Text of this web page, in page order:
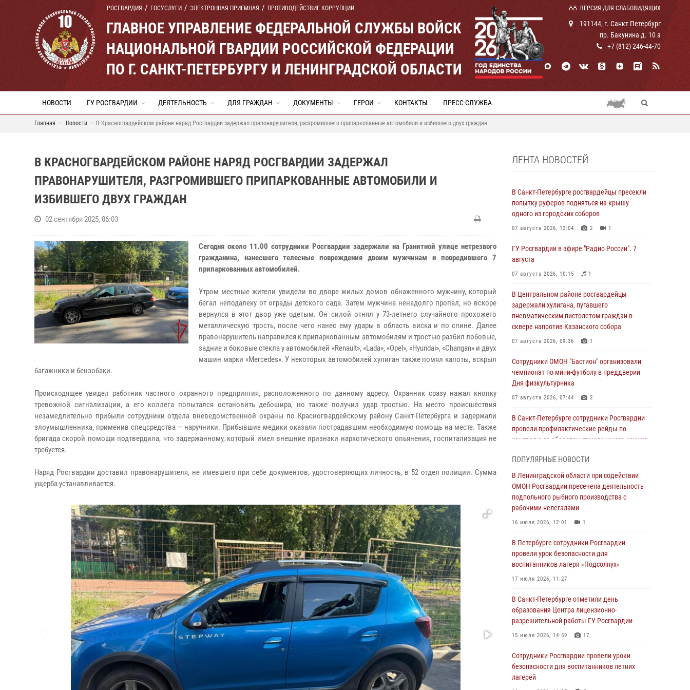
РОСГВАРДИЯ ГОСУСЛУГИ ЭЛЕКТРОННАЯ ПРИЕМНАЯ ПРОТИВОДЕЙСТВИЕ КОРРУПЦИИ ВЕРСИЯ ДЛЯ СЛАБОВИДЯЩИХ
ГЛАВНОЕ УПРАВЛЕНИЕ ФЕДЕРАЛЬНОЙ СЛУЖБЫ ВОЙСК
НАЦИОНАЛЬНОЙ ГВАРДИИ РОССИЙСКОЙ ФЕДЕРАЦИИ
ПО Г. САНКТ-ПЕТЕРБУРГУ И ЛЕНИНГРАДСКОЙ ОБЛАСТИ
191144, г. Санкт Петербург
пр. Бакунина д. 10 а
+7 (812) 246-44-70
НОВОСТИ ГУ РОСГВАРДИИ ДЕЯТЕЛЬНОСТЬ ДЛЯ ГРАЖДАН ДОКУМЕНТЫ ГЕРОИ КОНТАКТЫ ПРЕСС-СЛУЖБА
Главная Новости В Красногвардейском районе наряд Росгвардии задержал правонарушителя, разгромившего припаркованные автомобили и избившего двух граждан
В КРАСНОГВАРДЕЙСКОМ РАЙОНЕ НАРЯД РОСГВАРДИИ ЗАДЕРЖАЛ
ПРАВОНАРУШИТЕЛЯ, РАЗГРОМИВШЕГО ПРИПАРКОВАННЫЕ АВТОМОБИЛИ И
ИЗБИВШЕГО ДВУХ ГРАЖДАН
02 сентября 2025, 06:03
Сегодня около 11.00 сотрудники Росгвардии задержали на Гранитной улице нетрезвого
гражданина, нанесшего телесные повреждения двоим мужчинам и повредившего 7
припаркованных автомобилей.
Утром местные жители увидели во дворе жилых домов обнаженного мужчину, который
бегал неподалеку от ограды детского сада. Затем мужчина ненадолго пропал, но вскоре
вернулся в этот двор уже одетым. Он силой отнял у 73-летнего случайного прохожего
металлическую трость, после чего нанес ему удары в область виска и по спине. Далее
правонарушитель направился к припаркованным автомобилям и тростью разбил лобовые,
задние и боковые стекла у автомобилей «Renault», «Lada», «Opel», «Hyundai», «Changan» и двух
машин марки «Mercedes». У некоторых автомобилей хулиган также помял капоты, вскрыл
багажники и бензобаки.
Происходящее увидел работник частного охранного предприятия, расположенного по данному адресу. Охранник сразу нажал кнопку
тревожной сигнализации, а его коллега попытался остановить дебошира, но также получил удар тростью. На место происшествия
незамедлительно прибыли сотрудники отдела вневедомственной охраны по Красногвардейскому району Санкт-Петербурга и задержали
злоумышленника, применив спецсредства – наручники. Прибывшие медики оказали пострадавшим необходимую помощь на месте. Также
бригада скорой помощи подтвердила, что задержанному, который имел внешние признаки наркотического опьянения, госпитализация не
требуется.
Наряд Росгвардии доставил правонарушителя, не имевшего при себе документов, удостоверяющих личность, в 52 отдел полиции. Сумма
ущерба устанавливается.
ЛЕНТА НОВОСТЕЙ
В Санкт-Петербурге росгвардейцы пресекли
попытку руферов подняться на крышу
одного из городских соборов
07 августа 2026, 12:04 2 1
ГУ Росгвардии в эфире "Радио России". 7
августа
07 августа 2026, 10:15 1
В Центральном районе росгвардейцы
задержали хулигана, пугавшего
пневматическим пистолетом граждан в
сквере напротив Казанского собора
07 августа 2026, 09:36 1
Сотрудники ОМОН "Бастион" организовали
чемпионат по мини-футболу в преддверии
Дня физкультурника
07 августа 2026, 07:44 2
В Санкт-Петербурге сотрудники Росгвардии
провели профилактические рейды по
контролю за оборотом гражданского оружия
В Красносельском районе наряд Росгвардии
задержал правонарушителя, угрожавшего 17-
летнему подростку травматическим оружием
06 августа 2026, 13:39
оперативно задержали хулигана,
стрелявшего из пускового устройства рядом
с жилыми домами
06 августа 2026, 11:36
Сотрудники и военнослужащие Росгвардии
обеспечили правопорядок при проведении
матча "Зенит" - "Балтика"
06 августа 2026, 07:30 10
В Выборгском районе наряд Росгвардии
обнаружил разыскиваемый преступный
автотранспорт
ПОПУЛЯРНЫЕ НОВОСТИ
В Ленинградской области при содействии
ОМОН Росгвардии пресечена деятельность
подпольного рыбного производства с
рабочими-нелегалами
16 июля 2026, 12:01 1
В Петербурге сотрудники Росгвардии
провели урок безопасности для
воспитанников лагеря «Подсолнух»
17 июля 2026, 11:27
В Санкт-Петербурге отметили день
образования Центра лицензионно-
разрешительной работы ГУ Росгвардии
15 июля 2026, 14:59 17
Сотрудники Росгвардии провели уроки
безопасности для воспитанников летних
лагерей